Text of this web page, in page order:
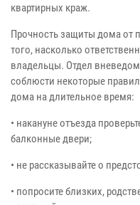
квартирных краж.
Прочность защиты дома от
того, насколько
владельцы. Отдел
соблюсти некоторые
дома на длительное время:
• накануне отъезда
балконные двери;
• не рассказывайте о
• попросите близких,